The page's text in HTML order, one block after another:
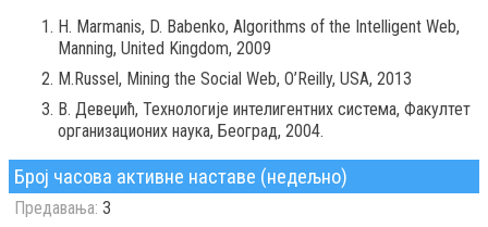
H. Marmanis, D. Babenko, Algorithms of the Intelligent Web,
Manning, United Kingdom, 2009
M.Russel, Mining the Social Web, O’Reilly, USA, 2013
В. Девеџић, Технологије интелигентних система, Факултет
организационих наука, Београд, 2004.
Број часова активне наставе (недељно)
Предавања: 3